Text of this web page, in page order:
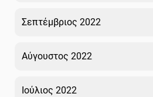
Σεπτέμβριος 2022
Αύγουστος 2022
Ιούλιος 2022